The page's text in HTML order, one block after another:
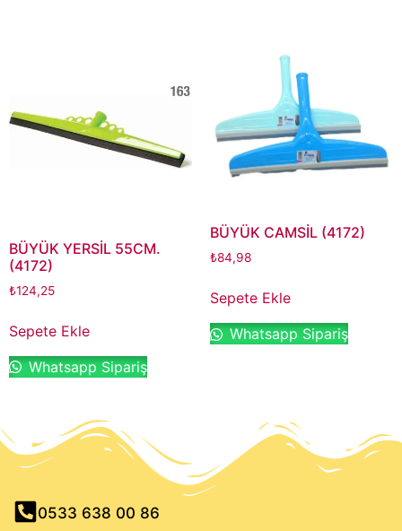
BÜYÜK YERSİL 55CM.
(4172)
₺124,25
Sepete Ekle
Whatsapp Sipariş
BÜYÜK CAMSİL (4172)
₺84,98
Sepete Ekle
Whatsapp Sipariş
0533 638 00 86